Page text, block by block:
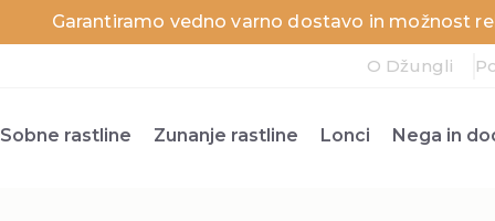
Garantiramo vedno varno dostavo in možnost
O Džungli
Sobne rastline Zunanje rastline Lonci Nega in